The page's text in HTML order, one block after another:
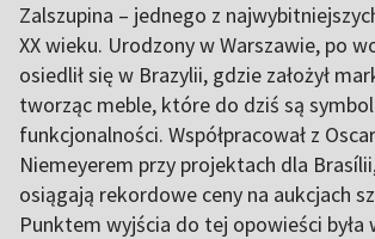
Zalszupina – jednego z
XX wieku. Urodzony w Warszawie, po
osiedlił się w Brazylii, gdzie założył
tworząc meble, które do dziś są
funkcjonalności. Współpracował z
Niemeyerem przy projektach dla
osiągają rekordowe ceny na aukcjach
Punktem wyjścia do tej opowieści była